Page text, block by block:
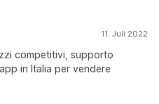
11. Juli 2022
competitivi, supporto
in Italia per vendere